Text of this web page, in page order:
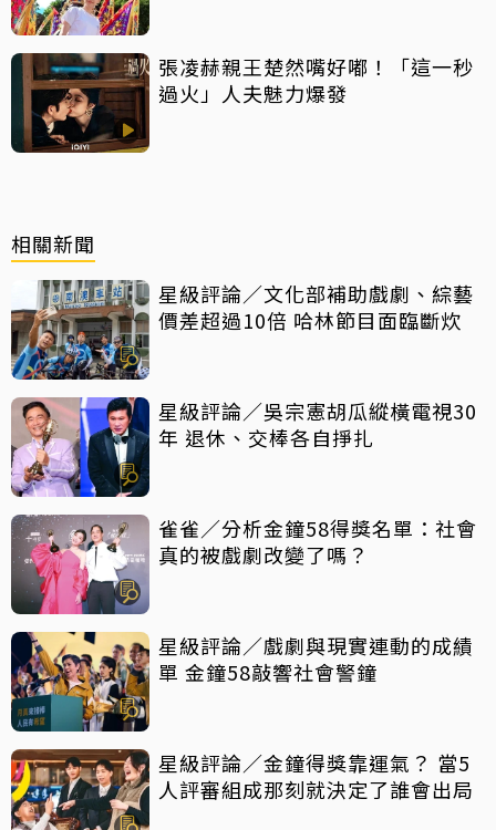
張凌赫親王楚然嘴好嘟！「這一秒
過火」人夫魅力爆發
相關新聞
星級評論／文化部補助戲劇、綜藝
價差超過10倍 哈林節目面臨斷炊
星級評論／吳宗憲胡瓜縱橫電視30
年 退休、交棒各自掙扎
雀雀／分析金鐘58得獎名單：社會
真的被戲劇改變了嗎？
星級評論／戲劇與現實連動的成績
單 金鐘58敲響社會警鐘
星級評論／金鐘得獎靠運氣？ 當5
人評審組成那刻就決定了誰會出局